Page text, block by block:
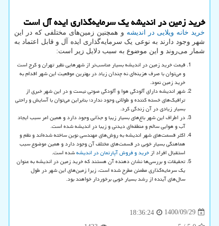
خرید زمین در اندیشه یک سرمایه‌گذاری ایده آل است
خرید خانه ویلایی در اندیشه و همچنین زمین‌های مختلفی که در این
شهر وجود دارند به نوعی یک سرمایه‌گذاری ایده آل و قابل اعتماد به
شمار می‌روند و این موضوع به سبب دلایل زیر است:
قیمت خرید زمین در اندیشه بسیار مناسب‌تر از شهرهایی نظیر تهران و کرج است
و می‌توان با صرف هزینه‌ای نه چندان زیاد در بهترین موقعیت این شهر اقدام به
خرید زمین نمود.
شهر اندیشه دارای آلودگی هوا و آلودگی صوتی نیست و در این شهر خبری از
ترافیک‌های خسته کننده و طولانی وجود ندارد؛ بنابراین می‌توان با آسایش و راحتی
بسیار زیادی در آن زندگی کرد.
در اطراف این شهر باغ‌های بسیار زیبا و جذابی وجود دارد و همین امر سبب ایجاد
آب و هوایی سالم و منطقه‌ای دیدنی و زیبا در اندیشه شده است.
اکثر قسمت‌های شهر اندیشه به روش‌های مهندسی نوین ساخته شده‌اند و نظم و
هماهنگی بسیار خوبی در قسمت‌های مختلف آن وجود دارد و همین موضوع سبب
استقبال افراد از خرید و فروش آپارتمان در اندیشهشده است.
تحقیقات و بررسی‌ها نشان دهنده آن هستند که خرید زمین در اندیشه به عنوان
یک سرمایه‌گذاری مطمئن مطرح شده است، زیرا زمین‌های این شهر در طول
سال‌های آینده از رشد بسیار خوبی برخوردار خواهند بود.
1400/09/29
18:36:24